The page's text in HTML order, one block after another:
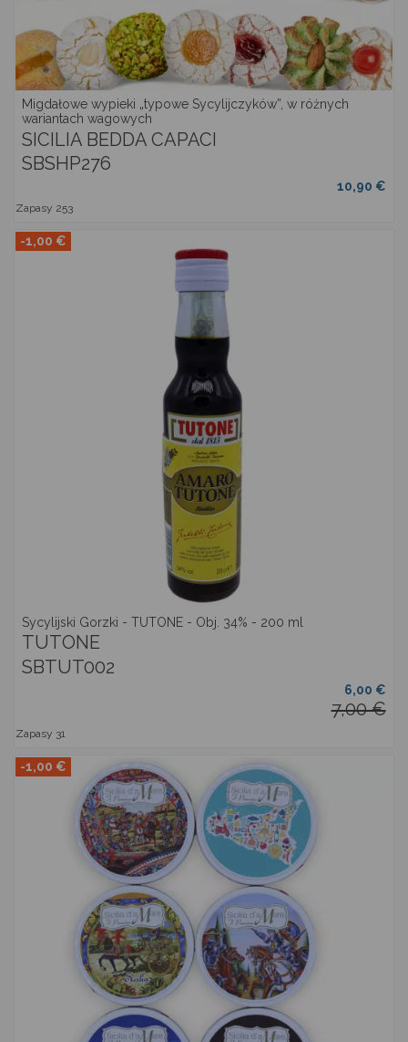
Migdałowe wypieki „typowe Sycylijczyków”, w różnych
wariantach wagowych
SICILIA BEDDA CAPACI
SBSHP276
10,90 €
Zapasy 253
-1,00 €
Sycylijski Gorzki - TUTONE - Obj. 34% - 200 ml
TUTONE
SBTUT002
6,00 €
7,00 €
Zapasy 31
-1,00 €